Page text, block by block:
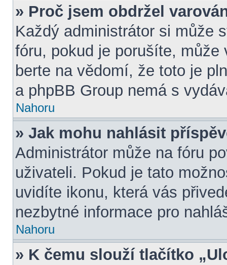
» Proč jsem obdržel
Každý administrátor si může
fóru, pokud je porušíte,
berte na vědomí, že toto je
a phpBB Group nemá s
Nahoru
» Jak mohu nahlásit
Administrátor může na fóru
uživateli. Pokud je tato
uvidíte ikonu, která vás
nezbytné informace pro
Nahoru
» K čemu slouží tlačítko